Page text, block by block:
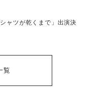
ャツが乾くまで」出演決
覧